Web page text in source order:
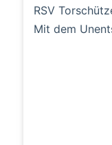
RSV
Mit dem